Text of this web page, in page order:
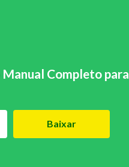
Manual Completo para
Baixar